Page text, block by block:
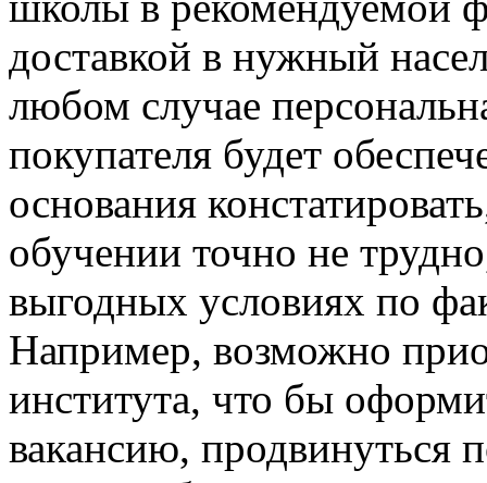
доставкой в нужный
любом случае
покупателя будет
основания
обучении точно не
выгодных условиях по
Например, возможно
института, что бы
вакансию, продвинуться